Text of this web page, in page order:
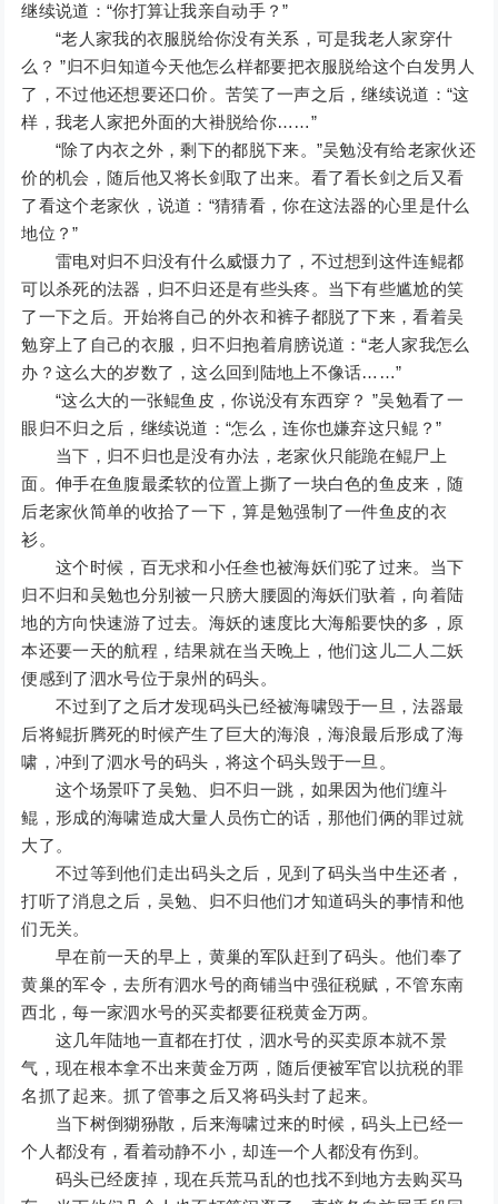
继续说道：“你打算让我亲自动手？”
“老人家我的衣服脱给你没有关系，可是我老人家穿什
么？ ”归不归知道今天他怎么样都要把衣服脱给这个白发男人
了，不过他还想要还口价。苦笑了一声之后，继续说道：“这
样，我老人家把外面的大褂脱给你……”
“除了内衣之外，剩下的都脱下来。”吴勉没有给老家伙还
价的机会，随后他又将长剑取了出来。看了看长剑之后又看
了看这个老家伙，说道：“猜猜看，你在这法器的心里是什么
地位？”
雷电对归不归没有什么威慑力了，不过想到这件连鲲都
可以杀死的法器，归不归还是有些头疼。当下有些尴尬的笑
了一下之后。开始将自己的外衣和裤子都脱了下来，看着吴
勉穿上了自己的衣服，归不归抱着肩膀说道：“老人家我怎么
办？这么大的岁数了，这么回到陆地上不像话……”
“这么大的一张鲲鱼皮，你说没有东西穿？ ”吴勉看了一
眼归不归之后，继续说道：“怎么，连你也嫌弃这只鲲？”
当下，归不归也是没有办法，老家伙只能跪在鲲尸上
面。伸手在鱼腹最柔软的位置上撕了一块白色的鱼皮来，随
后老家伙简单的收拾了一下，算是勉强制了一件鱼皮的衣
衫。
这个时候，百无求和小任叁也被海妖们驼了过来。当下
归不归和吴勉也分别被一只膀大腰圆的海妖们驮着，向着陆
地的方向快速游了过去。海妖的速度比大海船要快的多，原
本还要一天的航程，结果就在当天晚上，他们这儿二人二妖
便感到了泗水号位于泉州的码头。
不过到了之后才发现码头已经被海啸毁于一旦，法器最
后将鲲折腾死的时候产生了巨大的海浪，海浪最后形成了海
啸，冲到了泗水号的码头，将这个码头毁于一旦。
这个场景吓了吴勉、归不归一跳，如果因为他们缠斗
鲲，形成的海啸造成大量人员伤亡的话，那他们俩的罪过就
大了。
不过等到他们走出码头之后，见到了码头当中生还者，
打听了消息之后，吴勉、归不归他们才知道码头的事情和他
们无关。
早在前一天的早上，黄巢的军队赶到了码头。他们奉了
黄巢的军令，去所有泗水号的商铺当中强征税赋，不管东南
西北，每一家泗水号的买卖都要征税黄金万两。
这几年陆地一直都在打仗，泗水号的买卖原本就不景
气，现在根本拿不出来黄金万两，随后便被军官以抗税的罪
名抓了起来。抓了管事之后又将码头封了起来。
当下树倒猢狲散，后来海啸过来的时候，码头上已经一
个人都没有，看着动静不小，却连一个人都没有伤到。
码头已经废掉，现在兵荒马乱的也找不到地方去购买马